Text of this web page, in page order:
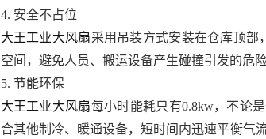
4. 安全不占位
大王工业大风扇采用吊装方式安装在仓库顶部
空间，避免人员、搬运设备产生碰撞引发的危险
5. 节能环保
大王工业大风扇每小时能耗只有0.8kw，不论
合其他制冷、暖通设备，短时间内迅速平衡气